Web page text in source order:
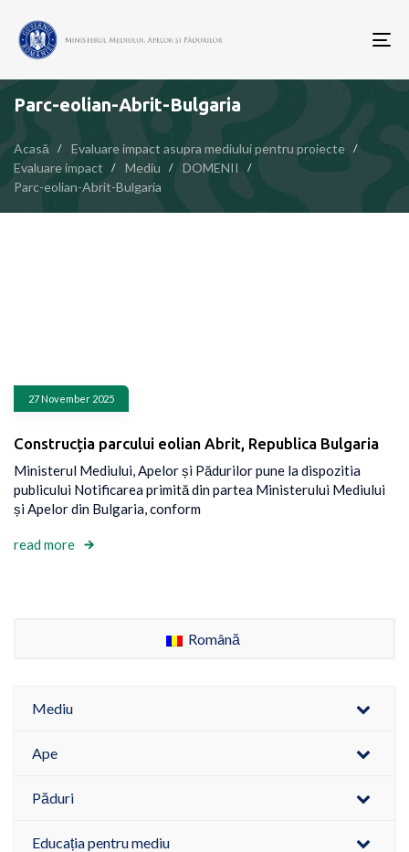
Parc-eolian-Abrit-Bulgaria
Acasă
Evaluare impact asupra mediului pentru proiecte
Evaluare impact
Mediu
DOMENII
Parc-eolian-Abrit-Bulgaria
27 November 2025
Construcția parcului eolian Abrit, Republica Bulgaria
Ministerul Mediului, Apelor și Pădurilor pune la dispozitia
publicului Notificarea primită din partea Ministerului Mediului
și Apelor din Bulgaria, conform
read more
Română
Mediu
Ape
Păduri
Educația pentru mediu